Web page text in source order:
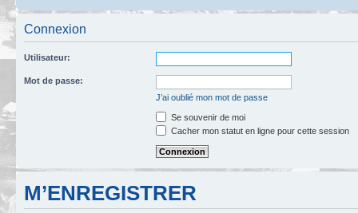
Connexion
Utilisateur:
Mot de passe:
J’ai oublié mon mot de passe
Se souvenir de moi
Cacher mon statut en ligne pour cette session
M’ENREGISTRER